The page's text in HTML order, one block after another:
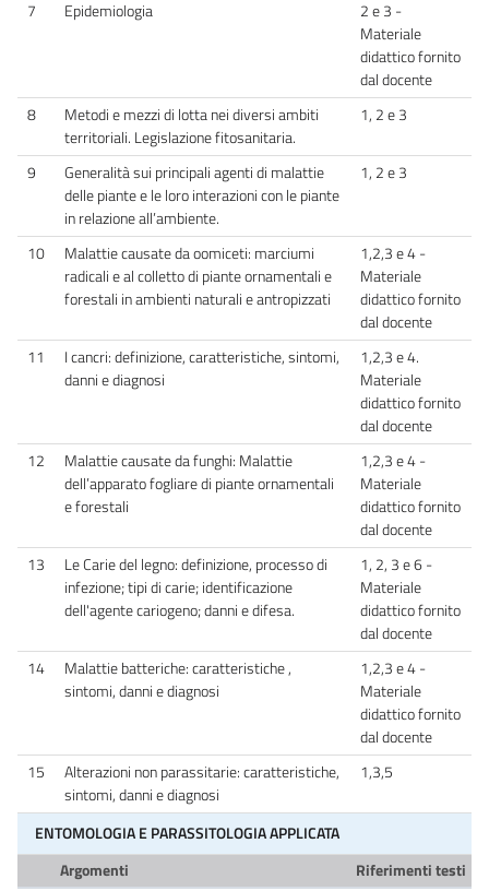
7
Epidemiologia
2 e 3 -
Materiale
didattico fornito
dal docente
8
Metodi e mezzi di lotta nei diversi ambiti
territoriali. Legislazione fitosanitaria.
1, 2 e 3
9
Generalità sui principali agenti di malattie
delle piante e le loro interazioni con le piante
in relazione all’ambiente.
1, 2 e 3
10
Malattie causate da oomiceti: marciumi
radicali e al colletto di piante ornamentali e
forestali in ambienti naturali e antropizzati
1,2,3 e 4 -
Materiale
didattico fornito
dal docente
11
I cancri: definizione, caratteristiche, sintomi,
danni e diagnosi
1,2,3 e 4.
Materiale
didattico fornito
dal docente
12
Malattie causate da funghi: Malattie
dell’apparato fogliare di piante ornamentali
e forestali
1,2,3 e 4 -
Materiale
didattico fornito
dal docente
13
Le Carie del legno: definizione, processo di
infezione; tipi di carie; identificazione
dell'agente cariogeno; danni e difesa.
1, 2, 3 e 6 -
Materiale
didattico fornito
dal docente
14
Malattie batteriche: caratteristiche ,
sintomi, danni e diagnosi
1,2,3 e 4 -
Materiale
didattico fornito
dal docente
15
Alterazioni non parassitarie: caratteristiche,
sintomi, danni e diagnosi
1,3,5
ENTOMOLOGIA E PARASSITOLOGIA APPLICATA
Argomenti
Riferimenti testi